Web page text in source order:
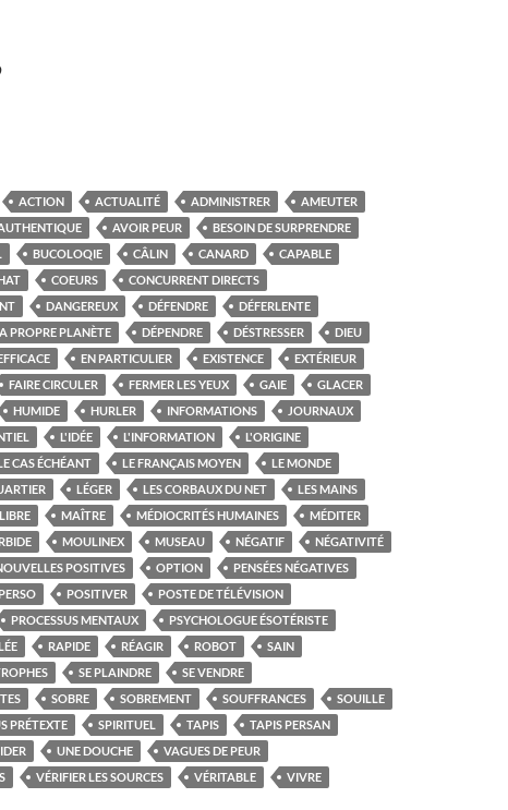
ACTION ACTUALITÉ ADMINISTRER
AMEUTER
AVOIR PEUR
BESOIN DE SURPRENDRE
BUCOLOQIE CÂLIN CANARD
CAPABLE
COEURS
CONCURRENT DIRECTS
DANGEREUX DÉFENDRE
DÉFERLENTE
PROPRE PLANÈTE
DÉPENDRE DÉSTRESSER
DIEU
EN PARTICULIER EXISTENCE
EXTÉRIEUR
FAIRE CIRCULER FERMER LES YEUX GAIE
GLACER
HUMIDE HURLER INFORMATIONS
JOURNAUX
L'IDÉE L'INFORMATION
L'ORIGINE
CAS ÉCHÉANT LE FRANÇAIS MOYEN
LE MONDE
LÉGER LES CORBAUX DU NET
LES MAINS
LIBRE MAÎTRE MÉDIOCRITÉS HUMAINES
MÉDITER
MOULINEX MUSEAU NÉGATIF
NÉGATIVITÉ
POSITIVES OPTION
PENSÉES NÉGATIVES
POSITIVER
POSTE DE TÉLÉVISION
PROCESSUS MENTAUX
PSYCHOLOGUE ÉSOTÉRISTE
RAPIDE RÉAGIR ROBOT
SAIN
SE PLAINDRE
SE VENDRE
SOBRE SOBREMENT SOUFFRANCES
SOUILLE
PRÉTEXTE SPIRITUEL TAPIS
TAPIS PERSAN
UNE DOUCHE
VAGUES DE PEUR
VÉRIFIER LES SOURCES VÉRITABLE
VIVRE